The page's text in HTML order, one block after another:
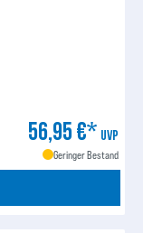
56,95 €* UVP
Geringer Bestand